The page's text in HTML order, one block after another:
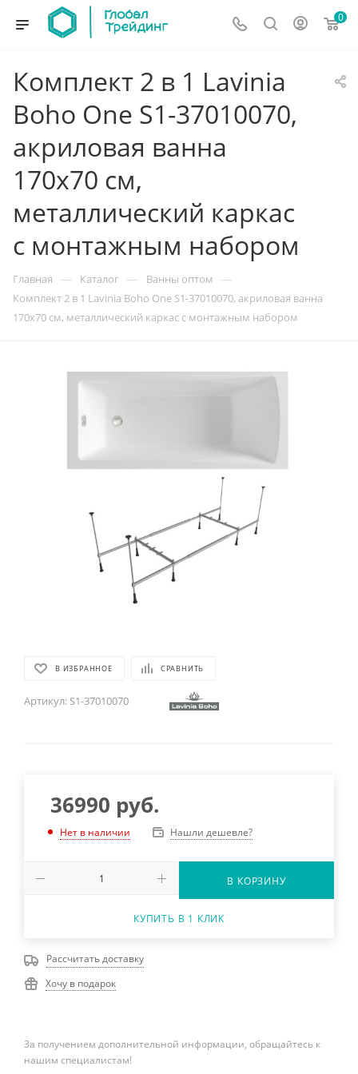
0
Комплект 2 в 1 Lavinia
Boho One S1-37010070,
акриловая ванна
170x70 см,
металлический каркас
с монтажным набором
Главная — Каталог — Ванны оптом —
Комплект 2 в 1 Lavinia Boho One S1-37010070, акриловая ванна
170x70 см, металлический каркас с монтажным набором
В ИЗБРАННОЕ СРАВНИТЬ
Артикул: S1-37010070
36990 руб.
Нет в наличии Нашли дешевле?
В КОРЗИНУ
КУПИТЬ В 1 КЛИК
Рассчитать доставку
Хочу в подарок
За получением дополнительной информации, обращайтесь к
нашим специалистам!